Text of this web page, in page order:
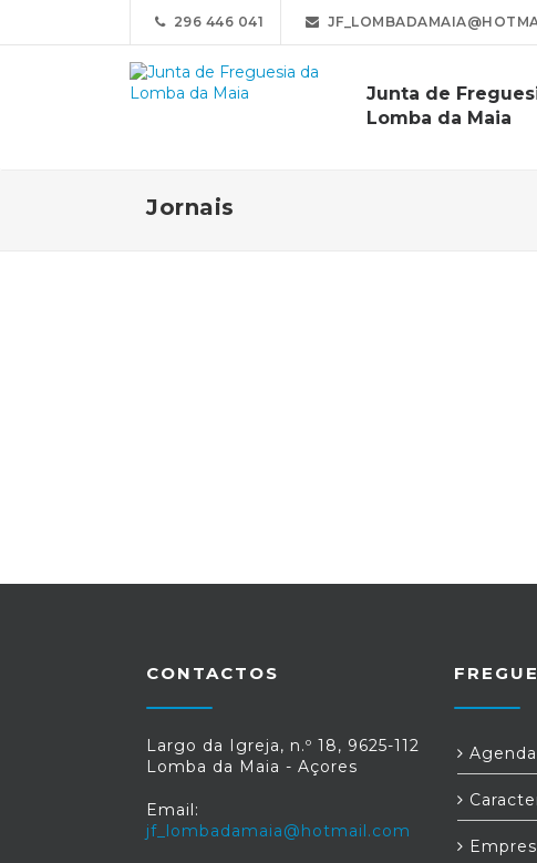
296 446 041
Junta de
Lomba da Maia
Jornais
CONTACTOS
Largo da Igreja, n.º 18, 9625-112
Lomba da Maia - Açores
Email:
jf_lombadamaia@hotmail.com